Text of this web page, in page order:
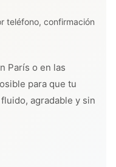
teléfono, confirmación
París o en las
para que tu
agradable y sin